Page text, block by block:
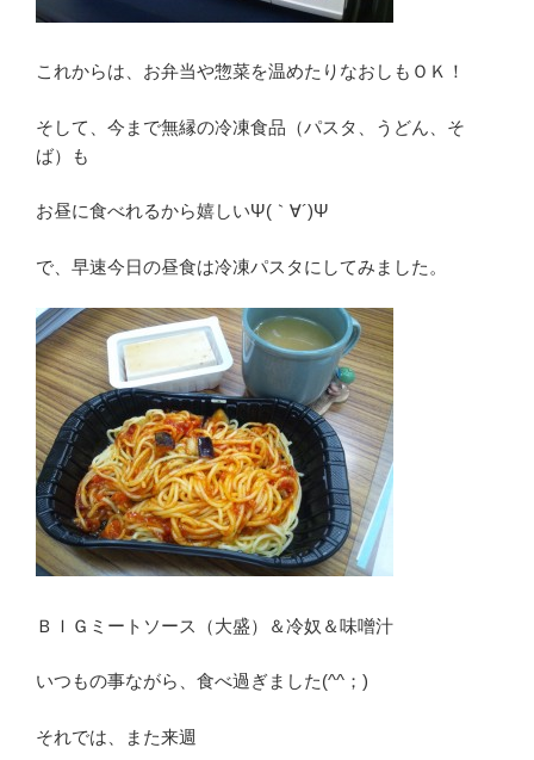
これからは、お弁当や惣菜を温めたりなおしもＯＫ！
そして、今まで無縁の冷凍食品（パスタ、うどん、そ
ば）も
お昼に食べれるから嬉しいΨ(｀∀´)Ψ
で、早速今日の昼食は冷凍パスタにしてみました。
ＢＩＧミートソース（大盛）＆冷奴＆味噌汁
いつもの事ながら、食べ過ぎました(^^；)
それでは、また来週